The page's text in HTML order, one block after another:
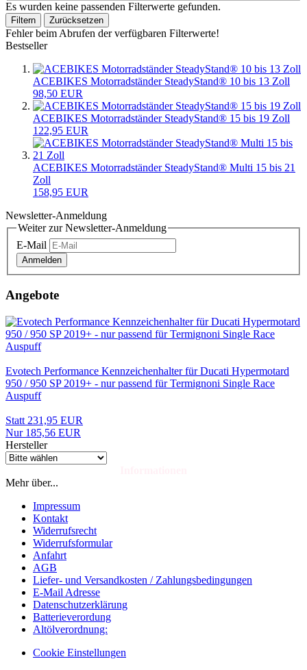
Es wurden keine passenden Filterwerte gefunden.
Filtern Zurücksetzen
Fehler beim Abrufen der verfügbaren Filterwerte!
Bestseller
ACEBIKES Motorradständer SteadyStand® 10 bis 13 Zoll
98,50 EUR
ACEBIKES Motorradständer SteadyStand® 15 bis 19 Zoll
122,95 EUR
ACEBIKES Motorradständer SteadyStand® Multi 15 bis 21
Zoll
158,95 EUR
Newsletter-Anmeldung
Weiter zur Newsletter-Anmeldung
E-Mail
Anmelden
Angebote
Evotech Performance Kennzeichenhalter für Ducati Hypermotard
950 / 950 SP 2019+ - nur passend für Termignoni Single Race
Auspuff
Statt 231,95 EUR
Nur 185,56 EUR
Hersteller
Mehr über...
Impressum
Kontakt
Widerrufsrecht
Widerrufsformular
Anfahrt
AGB
Liefer- und Versandkosten / Zahlungsbedingungen
E-Mail Adresse
Datenschutzerklärung
Batterieverordung
Altölverordnung:
Cookie Einstellungen